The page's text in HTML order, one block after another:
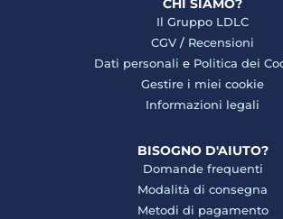
CHI SIAMO?
Il Gruppo LDLC
CGV / Recensioni
Dati personali e Politica dei
Gestire i miei cookie
Informazioni legali
BISOGNO D'AIUTO?
Domande frequenti
Modalità di consegna
Metodi di pagamento